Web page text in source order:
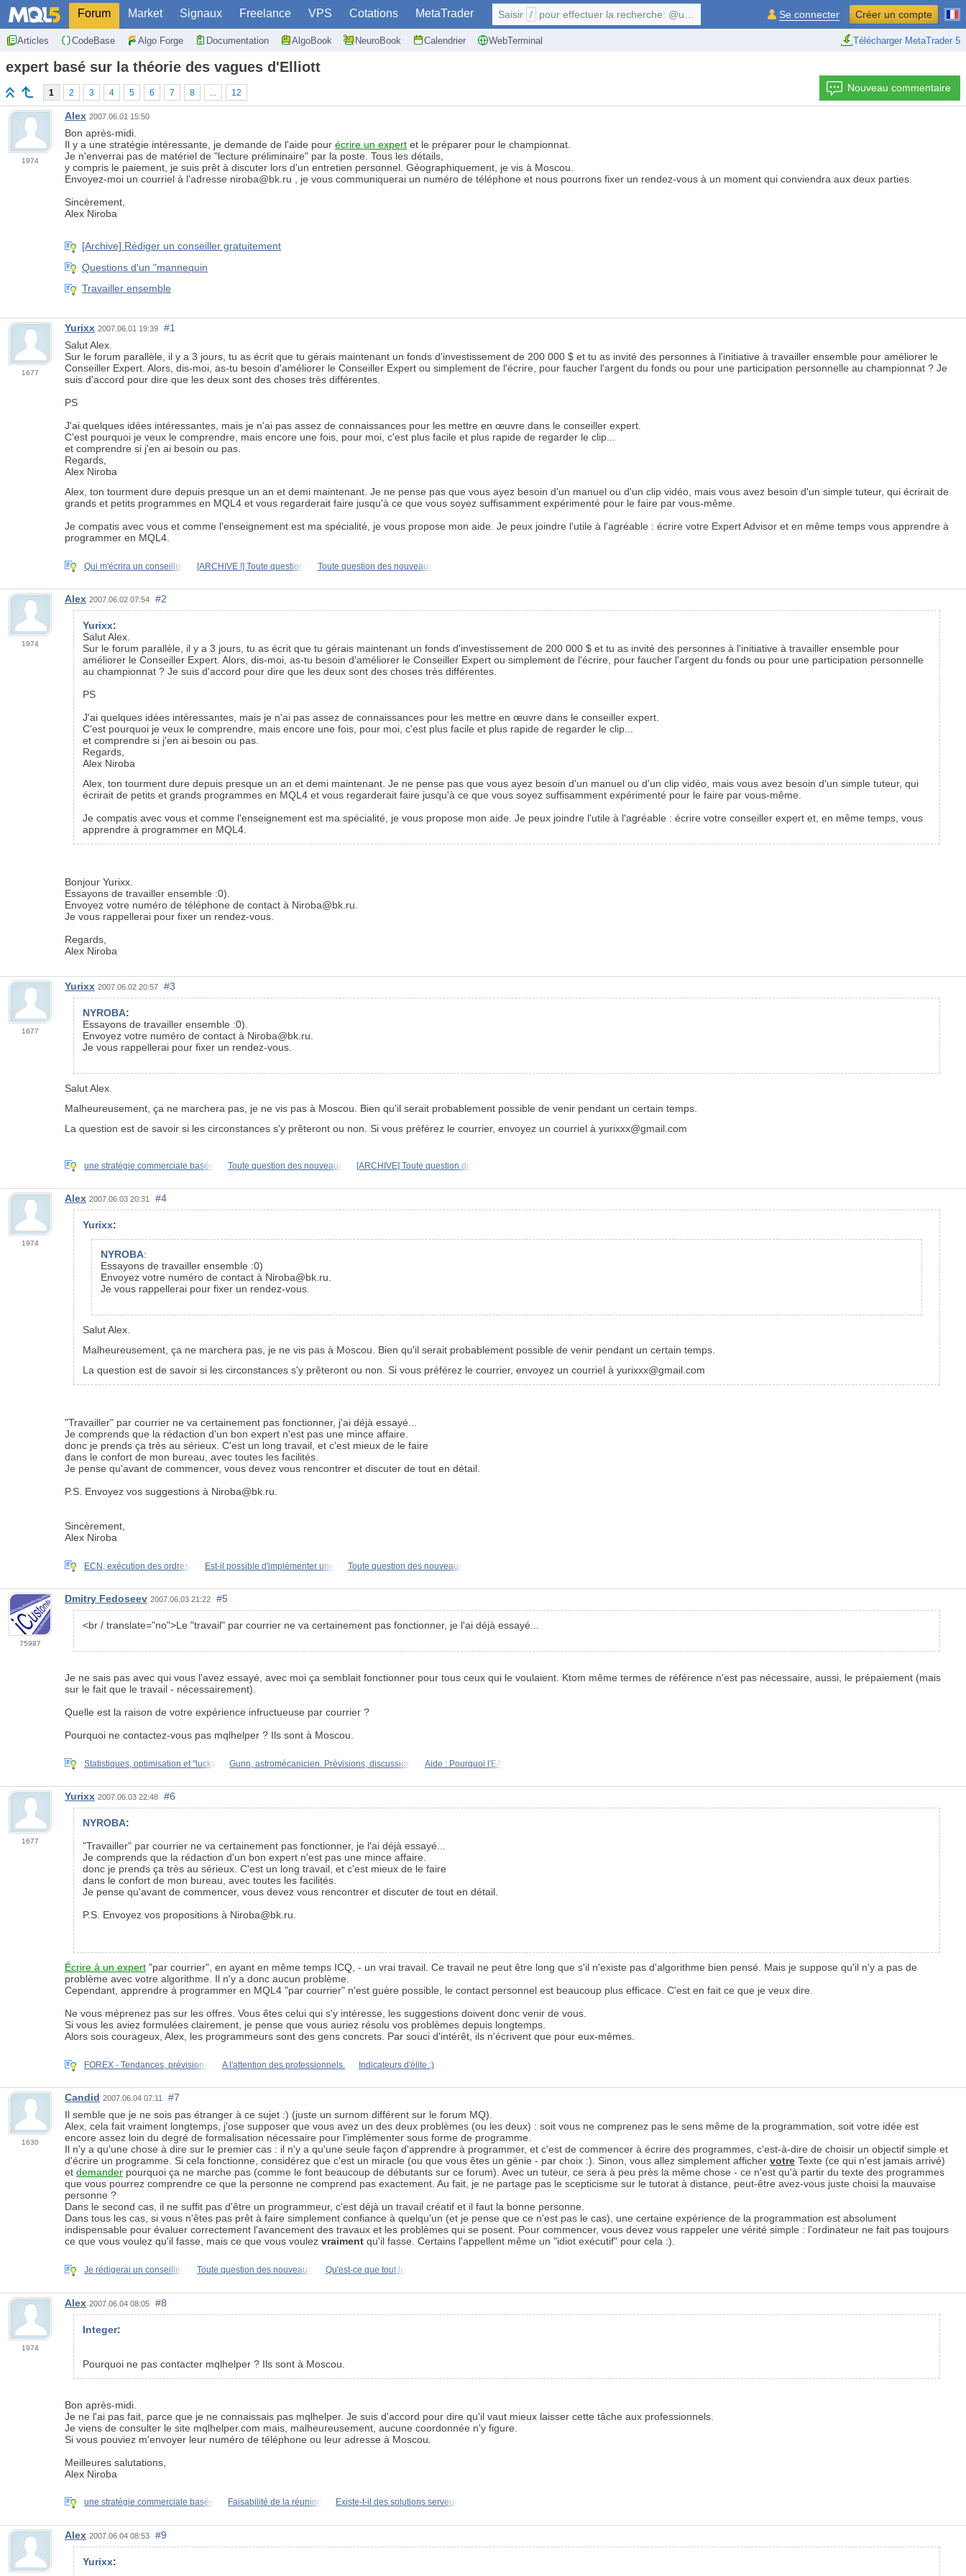
Forum Market Signaux Freelance VPS Cotations MetaTrader
Articles CodeBase Algo Forge Documentation AlgoBook NeuroBook Calendrier WebTerminal Télécharger MetaTrader 5
Saisir / pour effectuer la recherche: @user, $symbol, ... Se connecter Créer un compte
expert basé sur la théorie des vagues d'Elliott
1 2 3 4 5 6 7 8 ... 12 Nouveau commentaire
1974
Alex 2007.06.01 15:50
Bon après-midi.
Il y a une stratégie intéressante, je demande de l'aide pour écrire un expert et le préparer pour le championnat.
Je n'enverrai pas de matériel de "lecture préliminaire" par la poste. Tous les détails,
y compris le paiement, je suis prêt à discuter lors d'un entretien personnel. Géographiquement, je vis à Moscou.
Envoyez-moi un courriel à l'adresse niroba@bk.ru , je vous communiquerai un numéro de téléphone et nous pourrons fixer un rendez-vous à un moment qui conviendra aux deux parties.
Sincèrement,
Alex Niroba
[Archive] Rédiger un conseiller gratuitement
Questions d'un "mannequin
Travailler ensemble
1677
Yurixx 2007.06.01 19:39
#1
Salut Alex.
Sur le forum parallèle, il y a 3 jours, tu as écrit que tu gérais maintenant un fonds d'investissement de 200 000 $ et tu as invité des personnes à l'initiative à travailler ensemble pour améliorer le
Conseiller Expert. Alors, dis-moi, as-tu besoin d'améliorer le Conseiller Expert ou simplement de l'écrire, pour faucher l'argent du fonds ou pour une participation personnelle au championnat ? Je
suis d'accord pour dire que les deux sont des choses très différentes.
PS
J'ai quelques idées intéressantes, mais je n'ai pas assez de connaissances pour les mettre en œuvre dans le conseiller expert.
C'est pourquoi je veux le comprendre, mais encore une fois, pour moi, c'est plus facile et plus rapide de regarder le clip...
et comprendre si j'en ai besoin ou pas.
Regards,
Alex Niroba
Alex, ton tourment dure depuis presque un an et demi maintenant. Je ne pense pas que vous ayez besoin d'un manuel ou d'un clip vidéo, mais vous avez besoin d'un simple tuteur, qui écrirait de
grands et petits programmes en MQL4 et vous regarderait faire jusqu'à ce que vous soyez suffisamment expérimenté pour le faire par vous-même.
Je compatis avec vous et comme l'enseignement est ma spécialité, je vous propose mon aide. Je peux joindre l'utile à l'agréable : écrire votre Expert Advisor et en même temps vous apprendre à
programmer en MQL4.
Qui m'écrira un conseiller [ARCHIVE !] Toute question Toute question des nouveaux
1974
Alex 2007.06.02 07:54 #2
Yurixx:
Salut Alex.
Sur le forum parallèle, il y a 3 jours, tu as écrit que tu gérais maintenant un fonds d'investissement de 200 000 $ et tu as invité des personnes à l'initiative à travailler ensemble pour
améliorer le Conseiller Expert. Alors, dis-moi, as-tu besoin d'améliorer le Conseiller Expert ou simplement de l'écrire, pour faucher l'argent du fonds ou pour une participation personnelle
au championnat ? Je suis d'accord pour dire que les deux sont des choses très différentes.
PS
J'ai quelques idées intéressantes, mais je n'ai pas assez de connaissances pour les mettre en œuvre dans le conseiller expert.
C'est pourquoi je veux le comprendre, mais encore une fois, pour moi, c'est plus facile et plus rapide de regarder le clip...
et comprendre si j'en ai besoin ou pas.
Regards,
Alex Niroba
Alex, ton tourment dure depuis presque un an et demi maintenant. Je ne pense pas que vous ayez besoin d'un manuel ou d'un clip vidéo, mais vous avez besoin d'un simple tuteur, qui
écrirait de petits et grands programmes en MQL4 et vous regarderait faire jusqu'à ce que vous soyez suffisamment expérimenté pour le faire par vous-même.
Je compatis avec vous et comme l'enseignement est ma spécialité, je vous propose mon aide. Je peux joindre l'utile à l'agréable : écrire votre conseiller expert et, en même temps, vous
apprendre à programmer en MQL4.
Bonjour Yurixx.
Essayons de travailler ensemble :0).
Envoyez votre numéro de téléphone de contact à Niroba@bk.ru.
Je vous rappellerai pour fixer un rendez-vous.
Regards,
Alex Niroba
1677
Yurixx 2007.06.02 20:57 #3
NYROBA:
Essayons de travailler ensemble :0).
Envoyez votre numéro de contact à Niroba@bk.ru.
Je vous rappellerai pour fixer un rendez-vous.
Salut Alex.
Malheureusement, ça ne marchera pas, je ne vis pas à Moscou. Bien qu'il serait probablement possible de venir pendant un certain temps.
La question est de savoir si les circonstances s'y prêteront ou non. Si vous préférez le courrier, envoyez un courriel à yurixxx@gmail.com
une stratégie commerciale basée Toute question des nouveaux [ARCHIVE] Toute question de
1974
Alex 2007.06.03 20:31 #4
Yurixx:
NYROBA:
Essayons de travailler ensemble :0)
Envoyez votre numéro de contact à Niroba@bk.ru.
Je vous rappellerai pour fixer un rendez-vous.
Salut Alex.
Malheureusement, ça ne marchera pas, je ne vis pas à Moscou. Bien qu'il serait probablement possible de venir pendant un certain temps.
La question est de savoir si les circonstances s'y prêteront ou non. Si vous préférez le courrier, envoyez un courriel à yurixxx@gmail.com
"Travailler" par courrier ne va certainement pas fonctionner, j'ai déjà essayé...
Je comprends que la rédaction d'un bon expert n'est pas une mince affaire.
donc je prends ça très au sérieux. C'est un long travail, et c'est mieux de le faire
dans le confort de mon bureau, avec toutes les facilités.
Je pense qu'avant de commencer, vous devez vous rencontrer et discuter de tout en détail.
P.S. Envoyez vos suggestions à Niroba@bk.ru.
Sincèrement,
Alex Niroba
ECN, exécution des ordres, Est-il possible d'implémenter une Toute question des nouveaux
75987
Dmitry Fedoseev 2007.06.03 21:22 #5
<br / translate="no">Le "travail" par courrier ne va certainement pas fonctionner, je l'ai déjà essayé...
Je ne sais pas avec qui vous l'avez essayé, avec moi ça semblait fonctionner pour tous ceux qui le voulaient. Ktom même termes de référence n'est pas nécessaire, aussi, le prépaiement (mais
sur le fait que le travail - nécessairement).
Quelle est la raison de votre expérience infructueuse par courrier ?
Pourquoi ne contactez-vous pas mqlhelper ? Ils sont à Moscou.
Statistiques, optimisation et "lucky Gunn, astromécanicien. Prévisions, discussion Aide : Pourquoi l'EA
1677
Yurixx 2007.06.03 22:48 #6
NYROBA:
"Travailler" par courrier ne va certainement pas fonctionner, je l'ai déjà essayé...
Je comprends que la rédaction d'un bon expert n'est pas une mince affaire.
donc je prends ça très au sérieux. C'est un long travail, et c'est mieux de le faire
dans le confort de mon bureau, avec toutes les facilités.
Je pense qu'avant de commencer, vous devez vous rencontrer et discuter de tout en détail.
P.S. Envoyez vos propositions à Niroba@bk.ru.
Écrire à un expert "par courrier", en ayant en même temps ICQ, - un vrai travail. Ce travail ne peut être long que s'il n'existe pas d'algorithme bien pensé. Mais je suppose qu'il n'y a pas de
problème avec votre algorithme. Il n'y a donc aucun problème.
Cependant, apprendre à programmer en MQL4 "par courrier" n'est guère possible, le contact personnel est beaucoup plus efficace. C'est en fait ce que je veux dire.
Ne vous méprenez pas sur les offres. Vous êtes celui qui s'y intéresse, les suggestions doivent donc venir de vous.
Si vous les aviez formulées clairement, je pense que vous auriez résolu vos problèmes depuis longtemps.
Alors sois courageux, Alex, les programmeurs sont des gens concrets. Par souci d'intérêt, ils n'écrivent que pour eux-mêmes.
FOREX - Tendances, prévisions A l'attention des professionnels. Indicateurs d'élite :)
1630
Candid 2007.06.04 07:11
#7
Il semble que je ne sois pas étranger à ce sujet :) (juste un surnom différent sur le forum MQ).
Alex, cela fait vraiment longtemps, j'ose supposer que vous avez un des deux problèmes (ou les deux) : soit vous ne comprenez pas le sens même de la programmation, soit votre idée est
encore assez loin du degré de formalisation nécessaire pour l'implémenter sous forme de programme.
Il n'y a qu'une chose à dire sur le premier cas : il n'y a qu'une seule façon d'apprendre à programmer, et c'est de commencer à écrire des programmes, c'est-à-dire de choisir un objectif simple et
d'écrire un programme. Si cela fonctionne, considérez que c'est un miracle (ou que vous êtes un génie - par choix :). Sinon, vous allez simplement afficher votre Texte (ce qui n'est jamais arrivé)
et demander pourquoi ça ne marche pas (comme le font beaucoup de débutants sur ce forum). Avec un tuteur, ce sera à peu près la même chose - ce n'est qu'à partir du texte des programmes
que vous pourrez comprendre ce que la personne ne comprend pas exactement. Au fait, je ne partage pas le scepticisme sur le tutorat à distance, peut-être avez-vous juste choisi la mauvaise
personne ?
Dans le second cas, il ne suffit pas d'être un programmeur, c'est déjà un travail créatif et il faut la bonne personne.
Dans tous les cas, si vous n'êtes pas prêt à faire simplement confiance à quelqu'un (et je pense que ce n'est pas le cas), une certaine expérience de la programmation est absolument
indispensable pour évaluer correctement l'avancement des travaux et les problèmes qui se posent. Pour commencer, vous devez vous rappeler une vérité simple : l'ordinateur ne fait pas toujours
ce que vous voulez qu'il fasse, mais ce que vous voulez vraiment qu'il fasse. Certains l'appellent même un "idiot exécutif" pour cela :).
Je rédigerai un conseiller Toute question des nouveaux Qu'est-ce que tout le
1974
Alex 2007.06.04 08:05 #8
Integer:
Pourquoi ne pas contacter mqlhelper ? Ils sont à Moscou.
Bon après-midi.
Je ne l'ai pas fait, parce que je ne connaissais pas mqlhelper. Je suis d'accord pour dire qu'il vaut mieux laisser cette tâche aux professionnels.
Je viens de consulter le site mqlhelper.com mais, malheureusement, aucune coordonnée n'y figure.
Si vous pouviez m'envoyer leur numéro de téléphone ou leur adresse à Moscou.
Meilleures salutations,
Alex Niroba
une stratégie commerciale basée Faisabilité de la réunion Existe-t-il des solutions serveur
Alex 2007.06.04 08:53 #9
Yurixx: